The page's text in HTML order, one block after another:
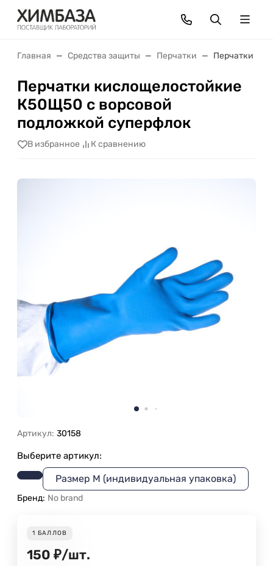
Главная Средства защиты Перчатки Перчатки
Перчатки кислощелостойкие
К50Щ50 с ворсовой
подложкой суперфлок
В избранное К сравнению
Артикул: 30158
Выберите артикул:
Размер М (индивидуальная упаковка)
Бренд: No brand
1 БАЛЛОВ
150 ₽/шт.